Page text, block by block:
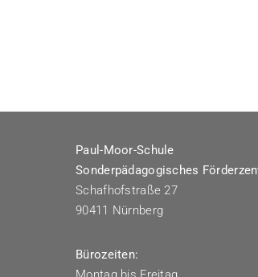
Paul-Moor-Schule
Sonderpädagogisches
Schafhofstraße 27
90411 Nürnberg
Bürozeiten: